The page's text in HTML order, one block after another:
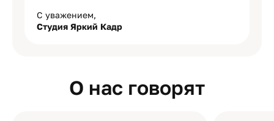
С уважением,
Студия Яркий Кадр
О нас говорят